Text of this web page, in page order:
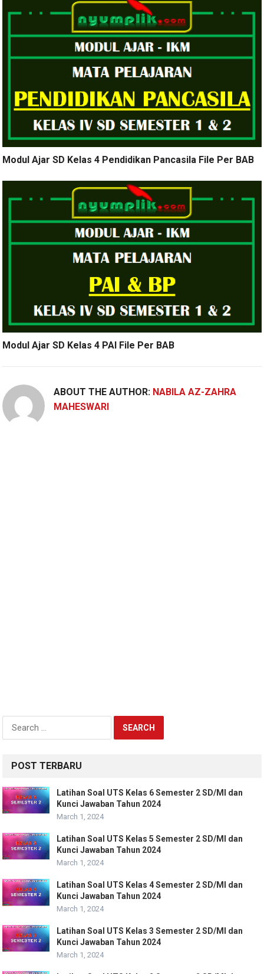
Modul Ajar SD Kelas 4 Pendidikan Pancasila File Per BAB
Modul Ajar SD Kelas 4 PAI File Per BAB
ABOUT THE AUTHOR: NABILA AZ-ZAHRA
MAHESWARI
Search
for:
POST TERBARU
Latihan Soal UTS Kelas 6 Semester 2 SD/MI dan
Kunci Jawaban Tahun 2024
March 1, 2024
Latihan Soal UTS Kelas 5 Semester 2 SD/MI dan
Kunci Jawaban Tahun 2024
March 1, 2024
Latihan Soal UTS Kelas 4 Semester 2 SD/MI dan
Kunci Jawaban Tahun 2024
March 1, 2024
Latihan Soal UTS Kelas 3 Semester 2 SD/MI dan
Kunci Jawaban Tahun 2024
March 1, 2024